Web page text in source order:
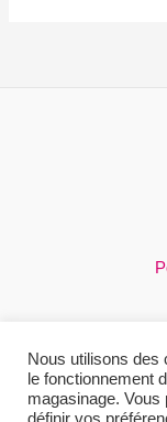
Nous utilisons des
le fonctionnement
magasinage.